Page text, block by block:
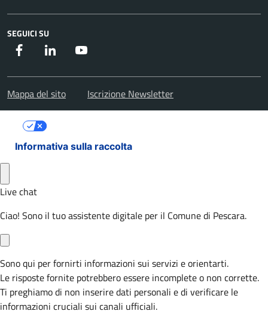
SEGUICI SU
Facebook Instagram
Mappa del sito Iscrizione Newsletter
Informativa sulla raccolta
Le tue preferenze relative alla privacy